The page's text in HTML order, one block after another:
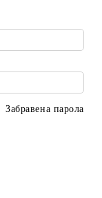
Забравена парола